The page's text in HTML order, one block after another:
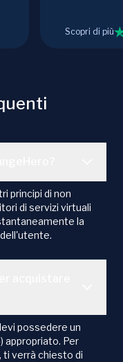
Scopri di più
principi di non
di servizi virtuali
la
possedere un
appropriato. Per
verrà chiesto di